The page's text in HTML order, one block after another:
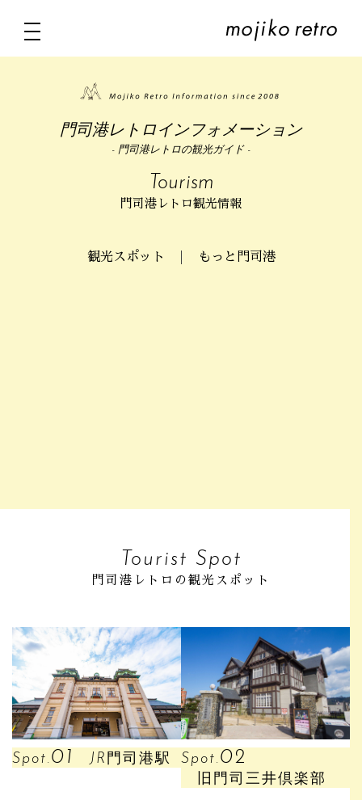
門司港レトロインフォメーション
- 門司港レトロの観光ガイド -
Tourism
門司港レトロ観光情報
観光スポット もっと門司港
Tourist Spot
門司港レトロの観光スポット
Spot. 01 JR門司港駅 Spot. 02
旧門司三井倶楽部